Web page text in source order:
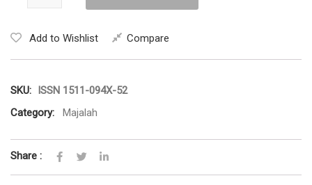
Add to Wishlist Compare
SKU:
ISSN 1511-094X-52
Category:
Majalah
Share :